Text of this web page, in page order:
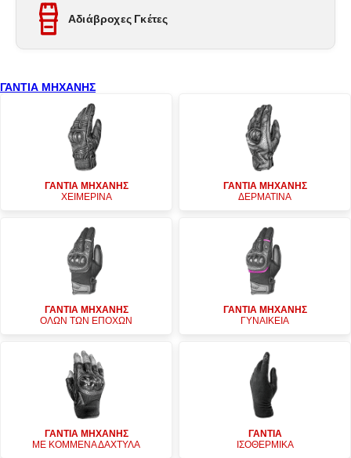
Αδιάβροχες Γκέτες
ΓΑΝΤΙΑ ΜΗΧΑΝΗΣ
ΓΑΝΤΙΑ ΜΗΧΑΝΗΣ
ΧΕΙΜΕΡΙΝΑ
ΓΑΝΤΙΑ ΜΗΧΑΝΗΣ
ΔΕΡΜΑΤΙΝΑ
ΓΑΝΤΙΑ ΜΗΧΑΝΗΣ
ΟΛΩΝ ΤΩΝ ΕΠΟΧΩΝ
ΓΑΝΤΙΑ ΜΗΧΑΝΗΣ
ΓΥΝΑΙΚΕΙΑ
ΓΑΝΤΙΑ ΜΗΧΑΝΗΣ
ΜΕ ΚΟΜΜΕΝΑ ΔΑΧΤΥΛΑ
ΓΑΝΤΙΑ
ΙΣΟΘΕΡΜΙΚΑ